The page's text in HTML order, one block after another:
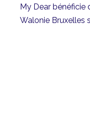
My Dear bénéficie
Walonie Bruxelles